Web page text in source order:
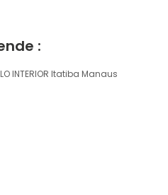
:
INTERIOR Itatiba Manaus